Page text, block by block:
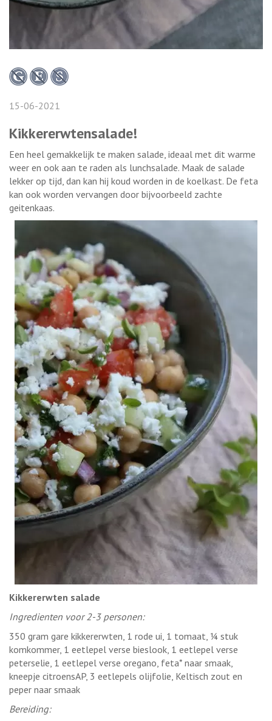
15-06-2021
Kikkererwtensalade!
Een heel gemakkelijk te maken salade, ideaal met dit warme
weer en ook aan te raden als lunchsalade. Maak de salade
lekker op tijd, dan kan hij koud worden in de koelkast. De feta
kan ook worden vervangen door bijvoorbeeld zachte
geitenkaas.
Kikkererwten salade
Ingredienten voor 2-3 personen:
350 gram gare kikkererwten, 1 rode ui, 1 tomaat, ¼ stuk
komkommer, 1 eetlepel verse bieslook, 1 eetlepel verse
peterselie, 1 eetlepel verse oregano, feta* naar smaak,
kneepje citroensAP, 3 eetlepels olijfolie, Keltisch zout en
peper naar smaak
Bereiding: